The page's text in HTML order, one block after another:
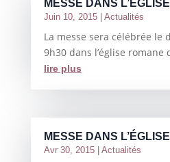
MESSE DANS
Juin 10, 2015| Actualités
La messe sera célébrée le
9h30 dans l’église romane
lire plus
MESSE DANS
Avr 30, 2015| Actualités